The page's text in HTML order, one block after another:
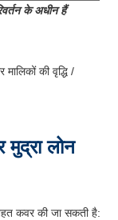
के अधीन हैं
की वृद्धि /
लोन
कवर की जा सकती है: